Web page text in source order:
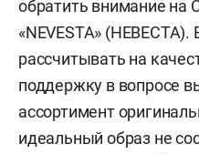
обратить внимание
«NEVESTA»
рассчитывать на
поддержку в вопросе
ассортимент
идеальный образ не